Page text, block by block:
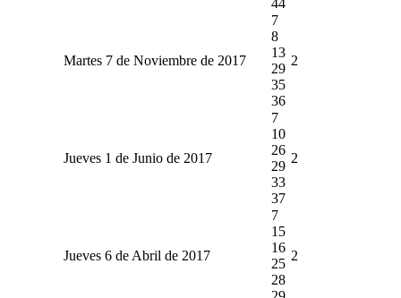
Martes 7 de Noviembre de 2017
7
8
13
29
35
36
2
Jueves 1 de Junio de 2017
7
10
26
29
33
37
2
Jueves 6 de Abril de 2017
7
15
16
25
28
2